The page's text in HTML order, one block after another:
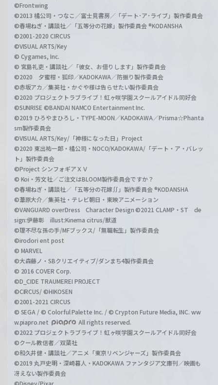
©Frontwing
©2013 橘公司・つなこ／富士見書房／「デート･ア･ライブ」製作委員会
©春場ねぎ・講談社／「五等分の花嫁」製作委員会 ®KODANSHA
©2001-2020 CIRCUS
©VISUAL ARTS/Key
© Cygames, Inc.
© 宮島礼吏・講談社／「彼女、お借りします」製作委員会
©2020 夕蜜柑・狐印／KADOKAWA／防振り製作委員会
©赤坂アカ／集英社・かぐや様は告らせたい製作委員会
©2020 プロジェクトラブライブ！虹ヶ咲学園スクールアイドル同好会
©SUNRISE ©BANDAI NAMCO Entertainment Inc.
©2019 ひろやまひろし・TYPE-MOON／KADOKAWA／Prisma☆Phanta
sm製作委員会
©VISUAL ARTS/Key/「神様になった日」Project
©2020 東出祐一郎・橘公司・NOCO/KADOKAWA/「デート・ア・バレッ
ト」製作委員会
©Project シンフォギアＸＶ
© Koi・芳文社／ご注文はBLOOM製作委員会ですか？
©春場ねぎ・講談社／「五等分の花嫁∬」製作委員会 ®KODANSHA
©葦原大介／集英社・テレビ朝日・東映アニメーション
©VANGUARD overDress Character Design ©2021 CLAMP・ST de
sign:伊藤彰 illust:Kinema citrus/獣道
©理不尽な孫の手/MFブックス/「無職転生」製作委員会
©irodori ent post
© MARVEL
©大森藤ノ・SBクリエイティブ/ダンまち4製作委員会
© 2016 COVER Corp.
©D_CIDE TRAUMEREI PROJECT
©CIRCUS/ ©HIKOSEN
©2001-2021 CIRCUS
© SEGA / © Colorful Palette Inc. / © Crypton Future Media, INC. ww
w.piapro.net
All rights reserved.
©2022 プロジェクトラブライブ！虹ヶ咲学園スクールアイドル同好会
©クール教信者／双葉社
©和久井健・講談社／アニメ「東京リベンジャーズ」製作委員会
©2019 丸戸史明・深崎暮人・KADOKAWA ファンタジア文庫刊／映画も
冴えない製作委員会
©Disney/Pixar